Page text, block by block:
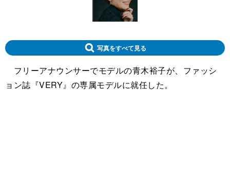
写真をすべて見る
フリーアナウンサーでモデルの青木裕子が、ファッシ
ョン誌『VERY』の専属モデルに就任した。